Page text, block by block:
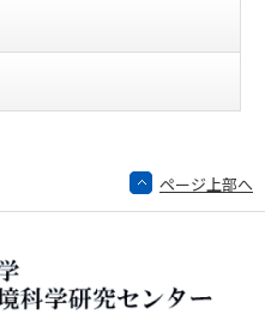
ページ上部へ